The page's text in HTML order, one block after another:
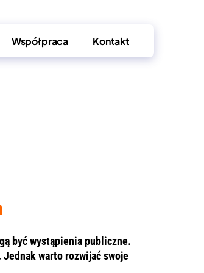
Współpraca Kontakt
być wystąpienia publiczne.
warto rozwijać swoje